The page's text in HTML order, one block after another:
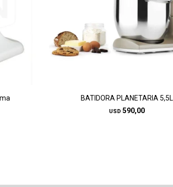
BATIDORA PLANETARIA 5,5L
USD 590,00